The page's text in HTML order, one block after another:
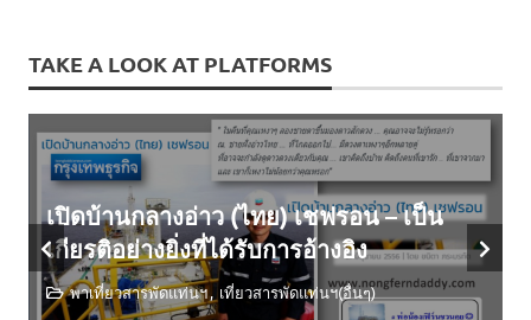
TAKE A LOOK AT PLATFORMS
เปิดบ้านกลางอ่าว (ไทย) เชฟรอน – เป็น
เกียรติอย่างยิ่งที่ได้รับการอ้างอิง
พาเที่ยวสารพัดแท่นฯ เที่ยวสารพัดแท่นฯ(อื่นๆ)